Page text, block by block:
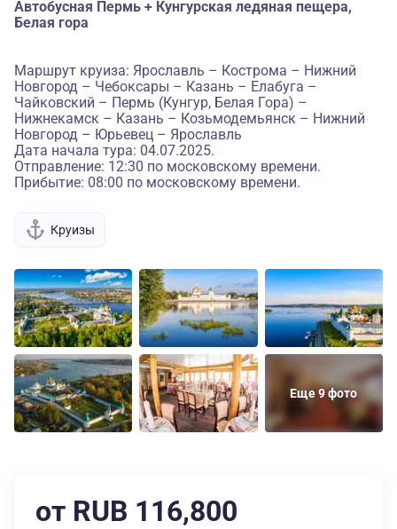
Автобусная Пермь + Кунгурская ледяная пещера,
Белая гора
Маршрут круиза: Ярославль – Кострома – Нижний
Новгород – Чебоксары – Казань – Елабуга –
Чайковский – Пермь (Кунгур, Белая Гора) –
Нижнекамск – Казань – Козьмодемьянск – Нижний
Новгород – Юрьевец – Ярославль
Дата начала тура: 04.07.2025.
Отправление: 12:30 по московскому времени.
Прибытие: 08:00 по московскому времени.
Круизы
Еще 9 фото
от RUB 116,800